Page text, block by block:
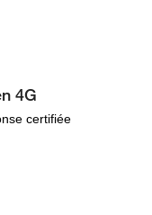
4G
certifiée